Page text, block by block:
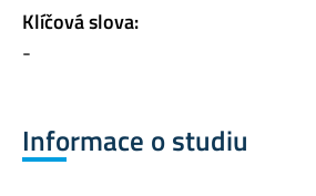
Klíčová slova:
-
Informace o studiu